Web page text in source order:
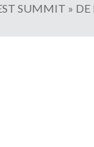
SUMMIT » DE